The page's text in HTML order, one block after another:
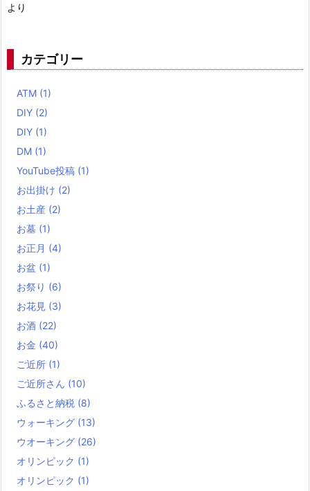
より
カテゴリー
ATM (1)
DIY (2)
DIY (1)
DM (1)
YouTube投稿 (1)
お出掛け (2)
お土産 (2)
お墓 (1)
お正月 (4)
お盆 (1)
お祭り (6)
お花見 (3)
お酒 (22)
お金 (40)
ご近所 (1)
ご近所さん (10)
ふるさと納税 (8)
ウォーキング (13)
ウオーキング (26)
オリンピック (1)
オリンピック (1)